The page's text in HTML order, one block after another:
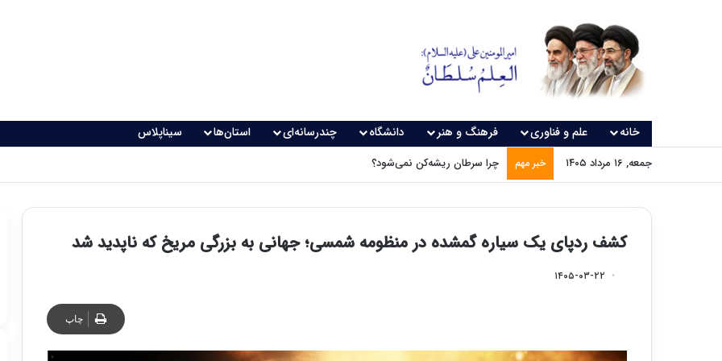
خانه علم و فناوری فرهنگ و هنر دانشگاه چندرسانه‌ای استان‌ها سیناپلاس
جمعه, ۱۶ مرداد ۱۴۰۵ خبر مهم چرا سرطان ریشه‌کن نمی‌شود؟
کشف ردپای یک سیاره گمشده در منظومه شمسی؛ جهانی به بزرگی مریخ که ناپدید شد
۱۴۰۵-۰۳-۲۲
چاپ